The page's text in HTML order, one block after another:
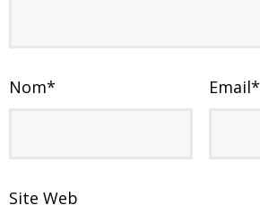
Nom* Email*
Site Web